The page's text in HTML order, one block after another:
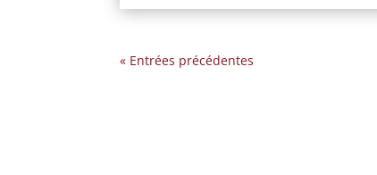
« Entrées précédentes